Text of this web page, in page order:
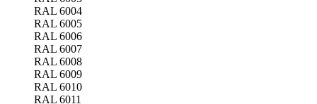
RAL 6004
RAL 6005
RAL 6006
RAL 6007
RAL 6008
RAL 6009
RAL 6010
RAL 6011